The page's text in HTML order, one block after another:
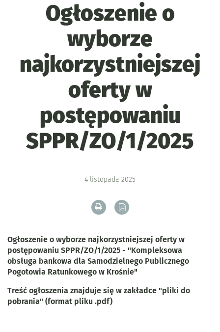
Ogłoszenie o
wyborze
najkorzystniejszej
oferty w
postępowaniu
SPPR/ZO/1/2025
4 listopada 2025
Drukuj zawartość bieżącej strony
Zapisz tekst bieżącej
Ogłoszenie o wyborze najkorzystniejszej oferty w
postępowaniu SPPR/ZO/1/2025 - "Kompleksowa
obsługa bankowa dla Samodzielnego Publicznego
Pogotowia Ratunkowego w Krośnie"
Treść ogłoszenia znajduje się w zakładce "pliki do
pobrania" (format pliku .pdf)